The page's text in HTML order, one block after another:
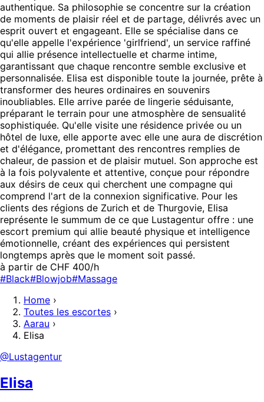
authentique. Sa philosophie se concentre sur la création
de moments de plaisir réel et de partage, délivrés avec un
esprit ouvert et engageant. Elle se spécialise dans ce
qu'elle appelle l'expérience 'girlfriend', un service raffiné
qui allie présence intellectuelle et charme intime,
garantissant que chaque rencontre semble exclusive et
personnalisée. Elisa est disponible toute la journée, prête à
transformer des heures ordinaires en souvenirs
inoubliables. Elle arrive parée de lingerie séduisante,
préparant le terrain pour une atmosphère de sensualité
sophistiquée. Qu'elle visite une résidence privée ou un
hôtel de luxe, elle apporte avec elle une aura de discrétion
et d'élégance, promettant des rencontres remplies de
chaleur, de passion et de plaisir mutuel. Son approche est
à la fois polyvalente et attentive, conçue pour répondre
aux désirs de ceux qui cherchent une compagne qui
comprend l'art de la connexion significative. Pour les
clients des régions de Zurich et de Thurgovie, Elisa
représente le summum de ce que Lustagentur offre : une
escort premium qui allie beauté physique et intelligence
émotionnelle, créant des expériences qui persistent
longtemps après que le moment soit passé.
à partir de CHF 400/h
#Black#Blowjob#Massage
Home ›
Toutes les escortes ›
Aarau ›
Elisa
@Lustagentur
Elisa